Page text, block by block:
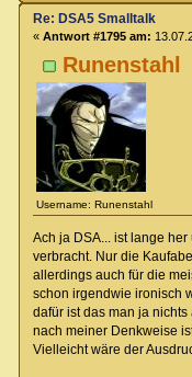
Runenstahl
Username: Runenstahl
Re: DSA5 Smalltalk
« Antwort #1795 am:
Ach ja DSA... ist lange
verbracht. Nur die
allerdings auch für die
schon irgendwie ironisch
dafür ist das man ja
nach meiner Denkweise
Vielleicht wäre der